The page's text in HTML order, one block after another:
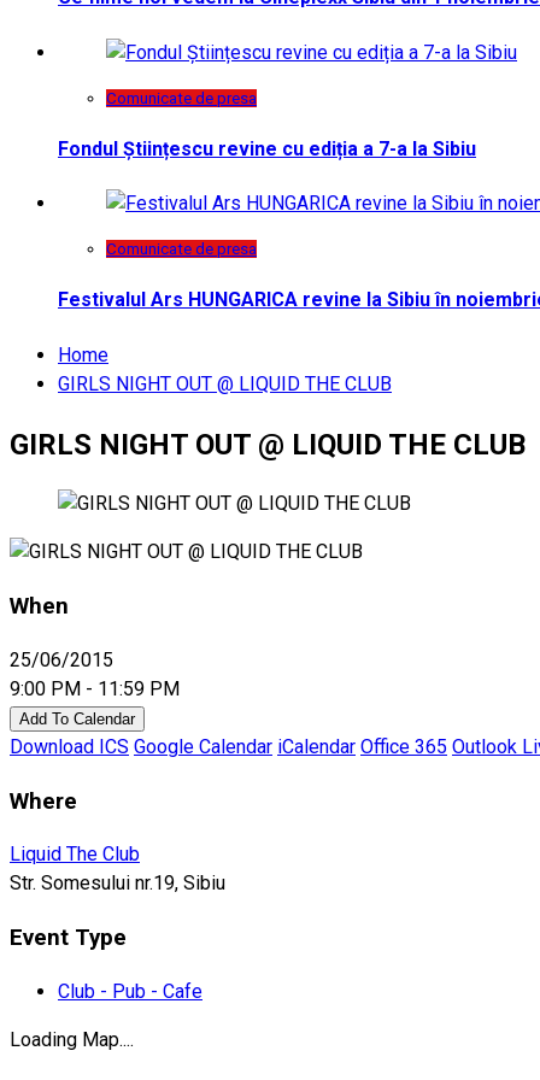
Comunicate de presa
Fondul Științescu revine cu ediția a 7-a la Sibiu
Comunicate de presa
Festivalul Ars HUNGARICA revine la Sibiu în
Home
GIRLS NIGHT OUT @ LIQUID THE CLUB
GIRLS NIGHT OUT @ LIQUID THE CLUB
When
25/06/2015
9:00 PM - 11:59 PM
Add To Calendar
Download ICS Google Calendar iCalendar Office 365 Outlook
Where
Liquid The Club
Str. Somesului nr.19, Sibiu
Event Type
Club - Pub - Cafe
Loading Map....